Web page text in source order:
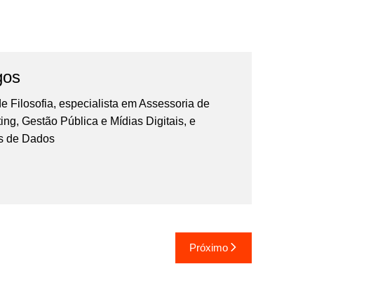
Filosofia, especialista em Assessoria de
Gestão Pública e Mídias Digitais, e
de Dados
Próximo